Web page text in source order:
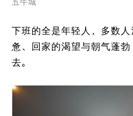
下班的全是年轻人，多数
惫、回家的渴望与朝气蓬
去。